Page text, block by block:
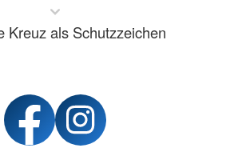
Kreuz als Schutzzeichen